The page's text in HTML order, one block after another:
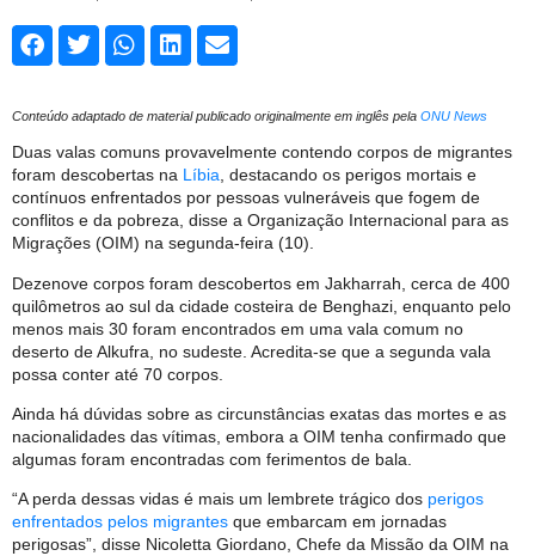
Conteúdo adaptado de material publicado originalmente em inglês pela ONU News
Duas valas comuns provavelmente contendo corpos de migrantes
foram descobertas na Líbia, destacando os perigos mortais e
contínuos enfrentados por pessoas vulneráveis ​​que fogem de
conflitos e da pobreza, disse a Organização Internacional para as
Migrações (OIM) na segunda-feira (10).
Dezenove corpos foram descobertos em Jakharrah, cerca de 400
quilômetros ao sul da cidade costeira de Benghazi, enquanto pelo
menos mais 30 foram encontrados em uma vala comum no
deserto de Alkufra, no sudeste. Acredita-se que a segunda vala
possa conter até 70 corpos.
Ainda há dúvidas sobre as circunstâncias exatas das mortes e as
nacionalidades das vítimas, embora a OIM tenha confirmado que
algumas foram encontradas com ferimentos de bala.
“A perda dessas vidas é mais um lembrete trágico dos perigos
enfrentados pelos migrantes que embarcam em jornadas
perigosas”, disse Nicoletta Giordano, Chefe da Missão da OIM na